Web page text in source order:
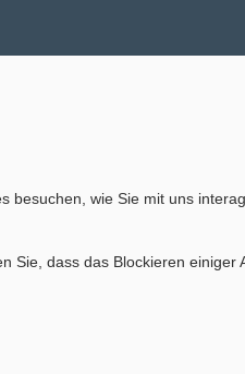
besuchen, wie Sie mit uns
dass das Blockieren einiger